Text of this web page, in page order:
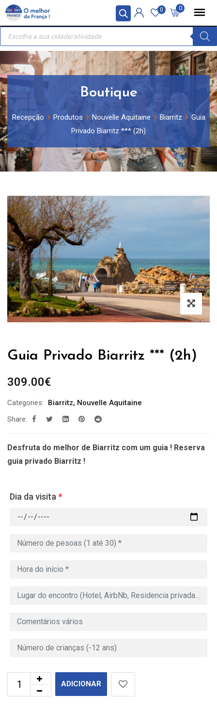
Painel de Gerenciamento de Cookies
Skip
content
0
0
Recherche
produits
Boutique
Recepção Produtos Nouvelle Aquitaine Biarritz
Guia
Privado Biarritz *** (2h)
Guia Privado Biarritz *** (2h)
309.00€
Categories: Biarritz, Nouvelle Aquitaine
Share:
Desfruta do melhor de Biarritz com um guia ! Reserva
guia privado Biarritz !
Dia da visita *
ADICIONAR